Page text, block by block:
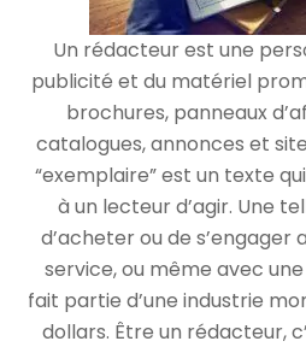
Un rédacteur est une
publicité et du matériel
brochures, panneaux
catalogues, annonces et
“exemplaire” est un texte
à un lecteur d’agir. Une
d’acheter ou de s’engager
service, ou même avec
fait partie d’une industrie
dollars. Être un rédacteur,